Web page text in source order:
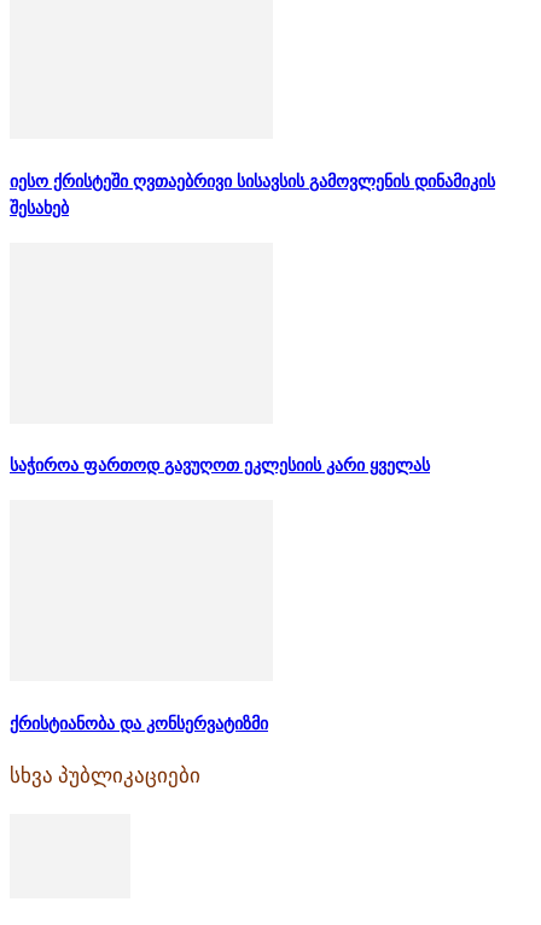
იესო ქრისტეში ღვთაებრივი სისავსის გამოვლენის დინამიკის
შესახებ
საჭიროა ფართოდ გავუღოთ ეკლესიის კარი ყველას
ქრისტიანობა და კონსერვატიზმი
სხვა პუბლიკაციები